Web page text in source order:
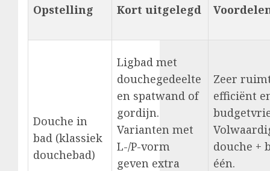
Opstelling Kort uitgelegd
Douche in
bad (klassiek
douchebad)
Ligbad met
douchegedeelte
en spatwand of
gordijn.
Varianten met
L-/P-vorm
geven extra
Zeer
efficiënt
douche +
één.